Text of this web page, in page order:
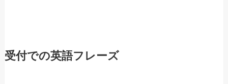
受付での英語フレーズ